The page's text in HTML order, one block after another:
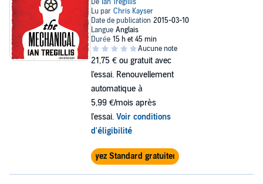
But I shall be free.
21,75 € ou gratuit avec
l'essai. Renouvellement
automatique à
5,99 €/mois après
l'essai. Voir conditions
d'éligibilité
Essayez Standard gratuitement